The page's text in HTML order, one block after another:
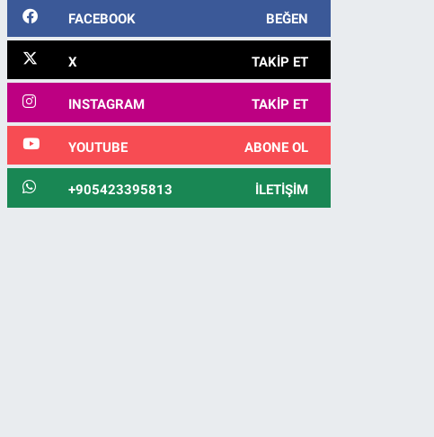
FACEBOOK BEĞEN
X TAKIP ET
INSTAGRAM TAKIP ET
YOUTUBE ABONE OL
+905423395813 İLETIŞIM